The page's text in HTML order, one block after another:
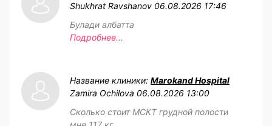
Shukhrat Ravshanov 06.08.2026 17:46
Булади албатта
Подробнее...
Название клиники: Marokand Hospital
Zamira Ochilova 06.08.2026 13:00
Сколько стоит МСКТ грудной полости